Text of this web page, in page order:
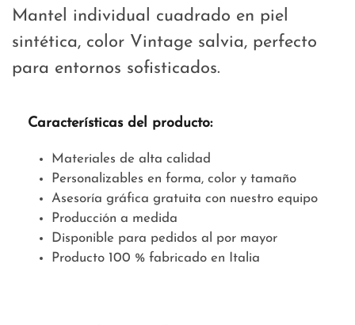
Mantel individual cuadrado en piel
sintética, color Vintage salvia, perfecto
para entornos sofisticados.
Características del producto:
Materiales de alta calidad
Personalizables en forma, color y tamaño
Asesoría gráfica gratuita con nuestro equipo
Producción a medida
Disponible para pedidos al por mayor
Producto 100 % fabricado en Italia